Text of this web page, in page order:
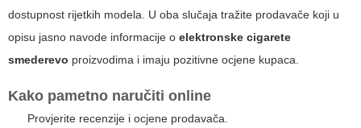
dostupnost rijetkih modela. U oba slučaja tražite prodavače koji u
opisu jasno navode informacije o elektronske cigarete
smederevo proizvodima i imaju pozitivne ocjene kupaca.
Kako pametno naručiti online
Provjerite recenzije i ocjene prodavača.